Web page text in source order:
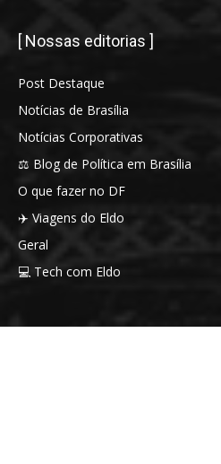
[ Nossas editorias ]
Post Destaque
Notícias de Brasília
Notícias Corporativas
⚖️ Blog de Política em Brasília
O que fazer no DF
✈️ Viagens do Eldo
Geral
💻 Tech com Eldo